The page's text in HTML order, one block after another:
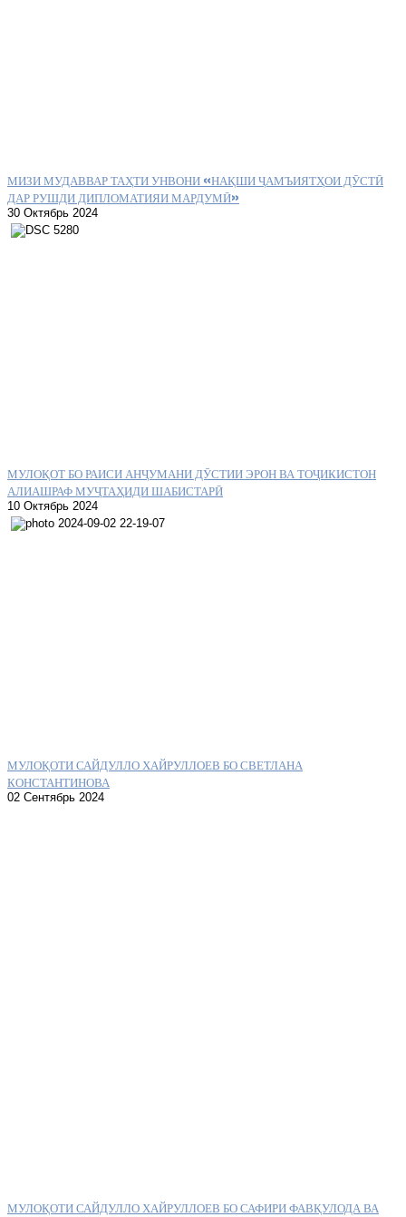
МИЗИ МУДАВВАР ТАҲТИ УНВОНИ «НАҚШИ ҶАМЪИЯТҲОИ ДӮСТӢ
ДАР РУШДИ ДИПЛОМАТИЯИ МАРДУМӢ»
30 Октябрь 2024
МУЛОҚОТ БО РАИСИ АНҶУМАНИ ДӮСТИИ ЭРОН ВА ТОҶИКИСТОН
АЛИАШРАФ МУҶТАҲИДИ ШАБИСТАРӢ
10 Октябрь 2024
МУЛОҚОТИ САЙДУЛЛО ХАЙРУЛЛОЕВ БО СВЕТЛАНА
КОНСТАНТИНОВА
02 Сентябрь 2024
МУЛОҚОТИ САЙДУЛЛО ХАЙРУЛЛОЕВ БО САФИРИ ФАВҚУЛОДА ВА